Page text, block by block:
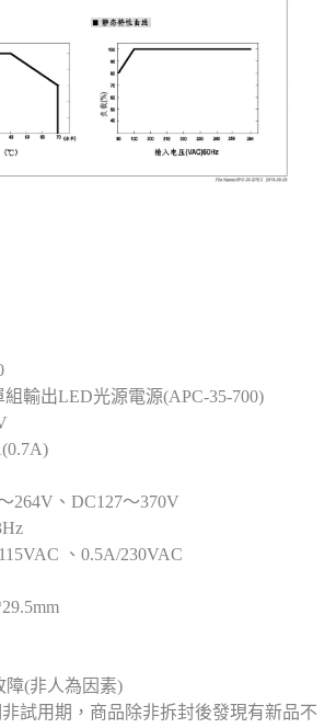
輸出LED光源電源(APC-35-700)
264V、DC127～370V
、0.5A/230VAC
障(非人為因素)
試用期，商品除非拆封後發現有新品不